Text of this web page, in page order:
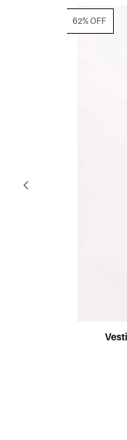
Vestido
60% OFF